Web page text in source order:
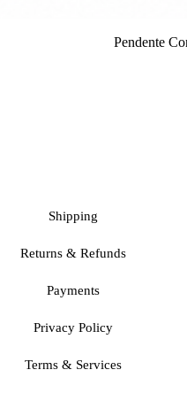
Pendente
Shipping
Returns & Refunds
Payments
Privacy Policy
Terms & Services